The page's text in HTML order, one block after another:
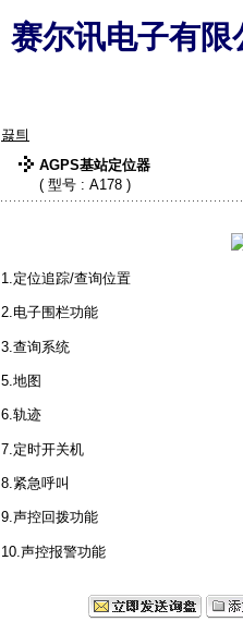
赛尔讯电子有限
끓틔
AGPS基站定位器
( 型号 : A178 )
1.定位追踪/查询位置
2.电子围栏功能
3.查询系统
5.地图
6.轨迹
7.定时开关机
8.紧急呼叫
9.声控回拨功能
10.声控报警功能